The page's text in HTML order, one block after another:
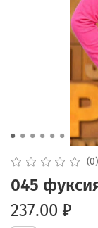
(0)
045
237.00 ₽